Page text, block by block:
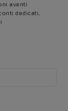
aventi
dedicati,